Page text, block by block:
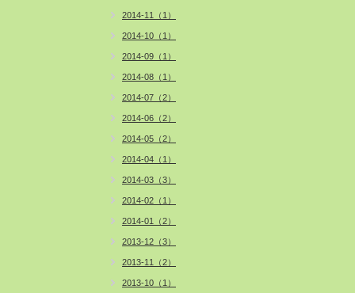
2014-11（1）
2014-10（1）
2014-09（1）
2014-08（1）
2014-07（2）
2014-06（2）
2014-05（2）
2014-04（1）
2014-03（3）
2014-02（1）
2014-01（2）
2013-12（3）
2013-11（2）
2013-10（1）